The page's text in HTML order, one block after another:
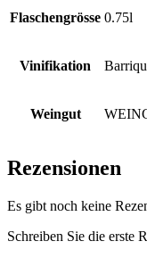
Flaschengrösse 0.75l
Vinifikation
Weingut
Rezensionen
Es gibt noch keine
Schreiben Sie die erste